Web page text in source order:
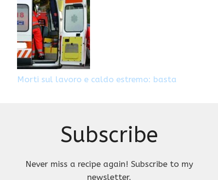
Morti sul lavoro e caldo estremo: basta
Subscribe
Never miss a recipe again! Subscribe to my
newsletter.